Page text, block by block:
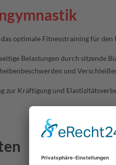
optimale Fitnesstraining für den
Belastungen durch sitzende
und
zur Kräftigung und